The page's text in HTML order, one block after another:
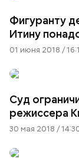
Фигуранту
Итину
01 июня 2018 /
Суд
режиссера
30 мая 2018 /